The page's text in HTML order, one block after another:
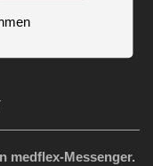
medflex‑Messenger.